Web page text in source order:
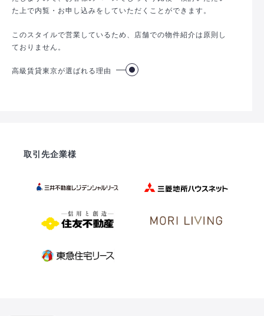
た上で内覧・お申し込みをしていただくことができます。
このスタイルで営業しているため、店舗での物件紹介は原則し
ておりません。
高級賃貸東京が選ばれる理由
取引先企業様